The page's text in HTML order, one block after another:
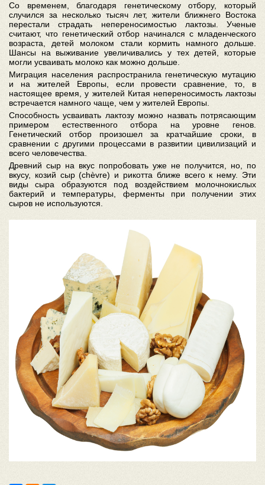
Со временем, благодаря генетическому отбору, который
случился за несколько тысяч лет, жители ближнего Востока
перестали страдать непереносимостью лактозы. Ученые
считают, что генетический отбор начинался с младенческого
возраста, детей молоком стали кормить намного дольше.
Шансы на выживание увеличивались у тех детей, которые
могли усваивать молоко как можно дольше.
Миграция населения распространила генетическую мутацию
и на жителей Европы, если провести сравнение, то, в
настоящее время, у жителей Китая непереносимость лактозы
встречается намного чаще, чем у жителей Европы.
Способность усваивать лактозу можно назвать потрясающим
примером естественного отбора на уровне генов.
Генетический отбор произошел за кратчайшие сроки, в
сравнении с другими процессами в развитии цивилизаций и
всего человечества.
Древний сыр на вкус попробовать уже не получится, но, по
вкусу, козий сыр (chèvre) и рикотта ближе всего к нему. Эти
виды сыра образуются под воздействием молочнокислых
бактерий и температуры, ферменты при получении этих
сыров не используются.